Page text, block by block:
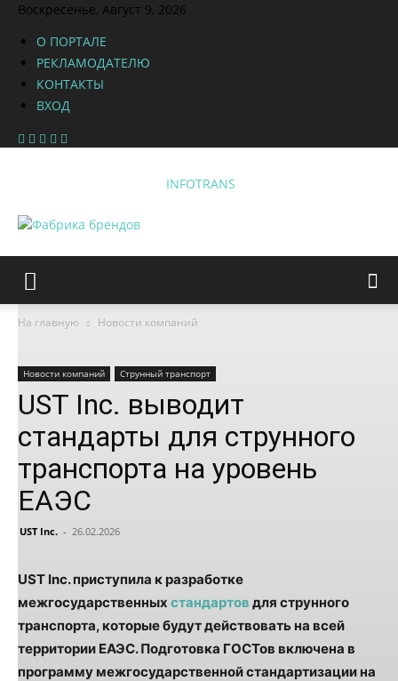
Воскресенье, Август 9, 2026
О ПОРТАЛЕ
РЕКЛАМОДАТЕЛЮ
КОНТАКТЫ
ВХОД
INFOTRANS
На главную Новости компаний
Новости компаний Струнный транспорт
UST Inc. выводит
стандарты для струнного
транспорта на уровень
ЕАЭС
UST Inc. - 26.02.2026
UST Inc. приступила к разработке
межгосударственных стандартов для струнного
транспорта, которые будут действовать на всей
территории ЕАЭС. Подготовка ГОСТов включена в
программу межгосударственной стандартизации на